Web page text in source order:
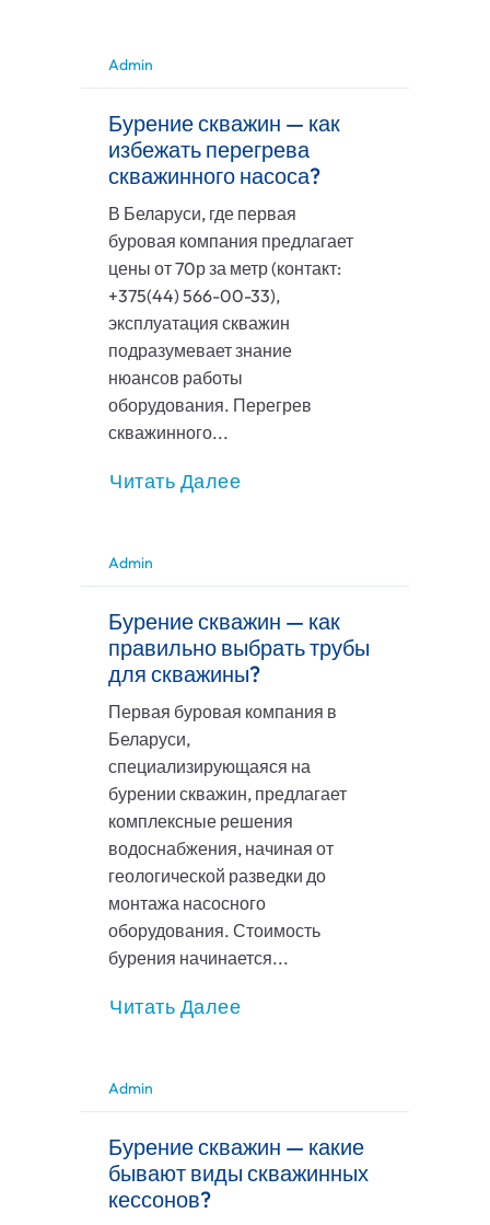
Admin
Бурение скважин — как
избежать перегрева
скважинного насоса?
В Беларуси, где первая
буровая компания предлагает
цены от 70р за метр (контакт:
+375(44) 566-00-33),
эксплуатация скважин
подразумевает знание
нюансов работы
оборудования. Перегрев
скважинного...
Читать Далее
Admin
Бурение скважин — как
правильно выбрать трубы
для скважины?
Первая буровая компания в
Беларуси,
специализирующаяся на
бурении скважин, предлагает
комплексные решения
водоснабжения, начиная от
геологической разведки до
монтажа насосного
оборудования. Стоимость
бурения начинается...
Читать Далее
Admin
Бурение скважин — какие
бывают виды скважинных
кессонов?